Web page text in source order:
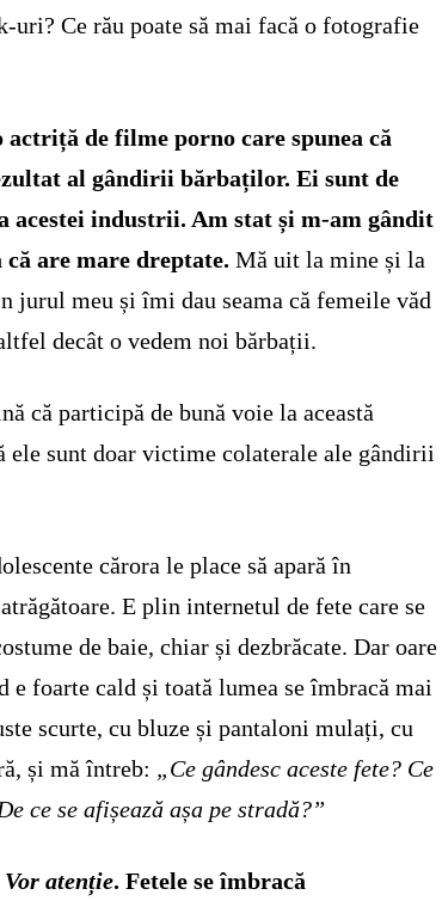
uri? Ce rău poate să mai facă o fotografie
actriță de filme porno care spunea că
al gândirii bărbaților. Ei sunt de
acestei industrii. Am stat și m-am gândit
are mare dreptate. Mă uit la mine și la
jurul meu și îmi dau seama că femeile văd
decât o vedem noi bărbații.
că participă de bună voie la această
ele sunt doar victime colaterale ale gândirii
cărora le place să apară în
E plin internetul de fete care se
de baie, chiar și dezbrăcate. Dar oare
e foarte cald și toată lumea se îmbracă mai
scurte, cu bluze și pantaloni mulați, cu
și mă întreb: „Ce gândesc aceste fete? Ce
ce se afișează așa pe stradă?”
Vor atenție. Fetele se îmbracă